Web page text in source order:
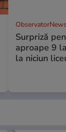
Surpriză
aproape 9
la niciun